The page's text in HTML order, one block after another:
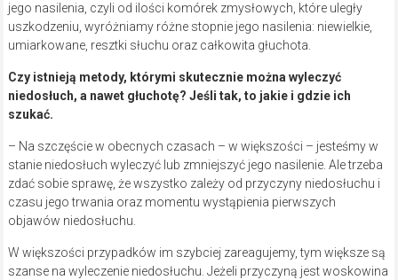
jego nasilenia, czyli od ilości komórek zmysłowych, które uległy
uszkodzeniu, wyróżniamy różne stopnie jego nasilenia: niewielkie,
umiarkowane, resztki słuchu oraz całkowita głuchota.
Czy istnieją metody, którymi skutecznie można wyleczyć
niedosłuch, a nawet głuchotę? Jeśli tak, to jakie i gdzie ich
szukać.
– Na szczęście w obecnych czasach – w większości – jesteśmy w
stanie niedosłuch wyleczyć lub zmniejszyć jego nasilenie. Ale trzeba
zdać sobie sprawę, że wszystko zależy od przyczyny niedosłuchu i
czasu jego trwania oraz momentu wystąpienia pierwszych
objawów niedosłuchu.
W większości przypadków im szybciej zareagujemy, tym większe są
szanse na wyleczenie niedosłuchu. Jeżeli przyczyną jest woskowina